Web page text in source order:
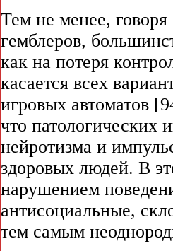
Тем не менее,
гемблеров,
как на потеря
касается всех
игровых автоматов
что патологических
нейротизма и
здоровых людей. В
нарушением
антисоциальные,
тем самым